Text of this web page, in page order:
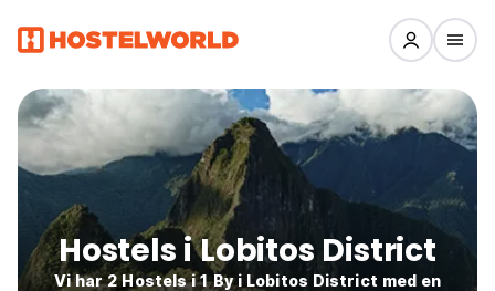
Hostels i Lobitos District
Vi har 2 Hostels i 1 By i Lobitos District med en